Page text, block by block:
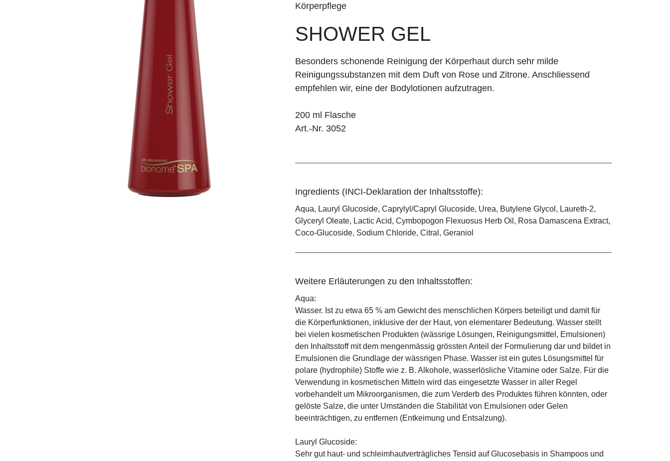
Körperpflege
SHOWER GEL
Besonders schonende Reinigung der Körperhaut durch sehr milde
Reinigungssubstanzen mit dem Duft von Rose und Zitrone. Anschliessend
empfehlen wir, eine der Bodylotionen aufzutragen.
200 ml Flasche
Art.-Nr. 3052
Ingredients (INCI-Deklaration der Inhaltsstoffe):
Aqua, Lauryl Glucoside, Caprylyl/Capryl Glucoside, Urea, Butylene Glycol, Laureth-2,
Glyceryl Oleate, Lactic Acid, Cymbopogon Flexuosus Herb Oil, Rosa Damascena Extract,
Coco-Glucoside, Sodium Chloride, Citral, Geraniol
Weitere Erläuterungen zu den Inhaltsstoffen:
Aqua:
Wasser. Ist zu etwa 65 % am Gewicht des menschlichen Körpers beteiligt und damit für
die Körperfunktionen, inklusive der der Haut, von elementarer Bedeutung. Wasser stellt
bei vielen kosmetischen Produkten (wässrige Lösungen, Reinigungsmittel, Emulsionen)
den Inhaltsstoff mit dem mengenmässig grössten Anteil der Formulierung dar und bildet in
Emulsionen die Grundlage der wässrigen Phase. Wasser ist ein gutes Lösungsmittel für
polare (hydrophile) Stoffe wie z. B. Alkohole, wasserlösliche Vitamine oder Salze. Für die
Verwendung in kosmetischen Mitteln wird das eingesetzte Wasser in aller Regel
vorbehandelt um Mikroorganismen, die zum Verderb des Produktes führen könnten, oder
gelöste Salze, die unter Umständen die Stabilität von Emulsionen oder Gelen
beeinträchtigen, zu entfernen (Entkeimung und Entsalzung).
Lauryl Glucoside:
Sehr gut haut- und schleimhautverträgliches Tensid auf Glucosebasis in Shampoos und